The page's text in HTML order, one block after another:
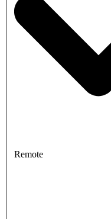
Remote